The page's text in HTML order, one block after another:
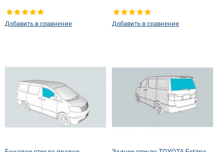
Добавить в сравнение Добавить в сравнение